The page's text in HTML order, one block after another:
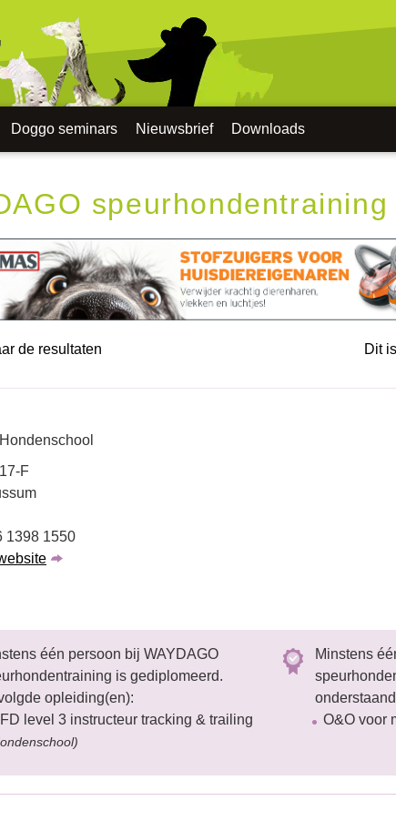
Doggo seminars Nieuwsbrief Downloads
speurhondentraining
de resultaten Dit
Hondenschool
F
1398 1550
één persoon bij WAYDAGO
is gediplomeerd.
opleiding(en):
level 3 instructeur tracking & trailing
Minstens
O&O voor